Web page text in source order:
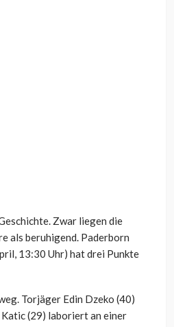
Zwar liegen die
als beruhigend. Paderborn
13:30 Uhr) hat drei Punkte
Torjäger Edin Dzeko (40)
Katic (29) laboriert an einer